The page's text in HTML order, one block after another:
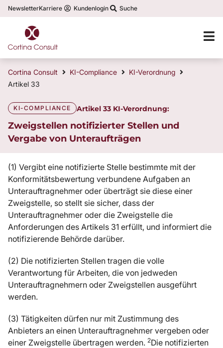
NewsletterKarriere Kundenlogin Suche
Cortina Consult KI-Compliance
KI-Verordnung
Artikel 33
KI-COMPLIANCE Artikel 33 KI-Verordnung:
Zweigstellen notifizierter Stellen und
Vergabe von Unteraufträgen
(1) Vergibt eine notifizierte Stelle bestimmte mit der
Konformitätsbewertung verbundene Aufgaben an
Unterauftragnehmer oder überträgt sie diese einer
Zweigstelle, so stellt sie sicher, dass der
Unterauftragnehmer oder die Zweigstelle die
Anforderungen des Artikels 31 erfüllt, und informiert die
notifizierende Behörde darüber.
(2) Die notifizierten Stellen tragen die volle
Verantwortung für Arbeiten, die von jedweden
Unterauftragnehmern oder Zweigstellen ausgeführt
werden.
(3) Tätigkeiten dürfen nur mit Zustimmung des
Anbieters an einen Unterauftragnehmer vergeben oder
einer Zweigstelle übertragen werden. 2Die notifizierten